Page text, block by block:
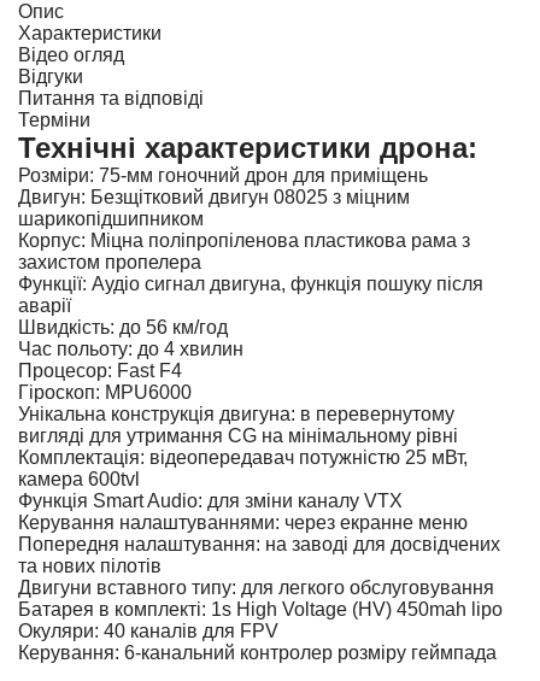
Опис
Характеристики
Відео огляд
Відгуки
Питання та відповіді
Терміни
Технічні характеристики дрона:
Розміри: 75-мм гоночний дрон для приміщень
Двигун: Безщітковий двигун 08025 з міцним
шарикопідшипником
Корпус: Міцна поліпропіленова пластикова рама з
захистом пропелера
Функції: Аудіо сигнал двигуна, функція пошуку після
аварії
Швидкість: до 56 км/год
Час польоту: до 4 хвилин
Процесор: Fast F4
Гіроскоп: MPU6000
Унікальна конструкція двигуна: в перевернутому
вигляді для утримання CG на мінімальному рівні
Комплектація: відеопередавач потужністю 25 мВт,
камера 600tvl
Функція Smart Audio: для зміни каналу VTX
Керування налаштуваннями: через екранне меню
Попередня налаштування: на заводі для досвідчених
та нових пілотів
Двигуни вставного типу: для легкого обслуговування
Батарея в комплекті: 1s High Voltage (HV) 450mah lipo
Окуляри: 40 каналів для FPV
Керування: 6-канальний контролер розміру геймпада